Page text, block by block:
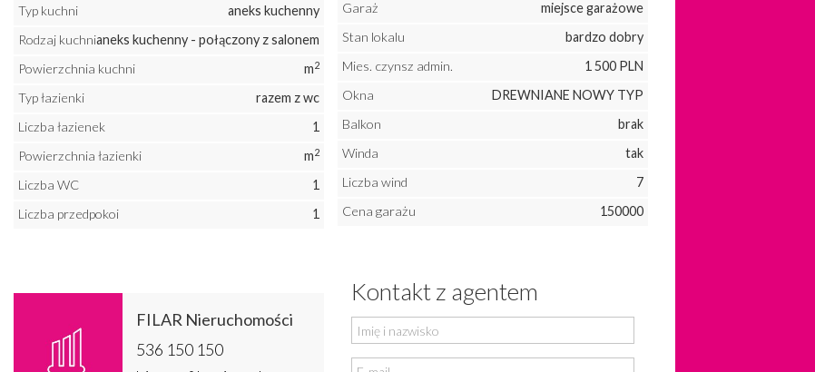
Garaż
miejsce garażowe
Stan lokalu
bardzo dobry
Mies. czynsz admin.
1 500 PLN
Okna
DREWNIANE NOWY TYP
Balkon
brak
Winda
tak
Liczba wind
7
Cena garażu
150000
Typ kuchni
aneks kuchenny
Rodzaj kuchnianeks kuchenny - połączony z salonem
Powierzchnia kuchni
m2
Typ łazienki
razem z wc
Liczba łazienek
1
Powierzchnia łazienki
m2
Liczba WC
1
Liczba przedpokoi
1
FILAR Nieruchomości
536 150 150
Kontakt z agentem